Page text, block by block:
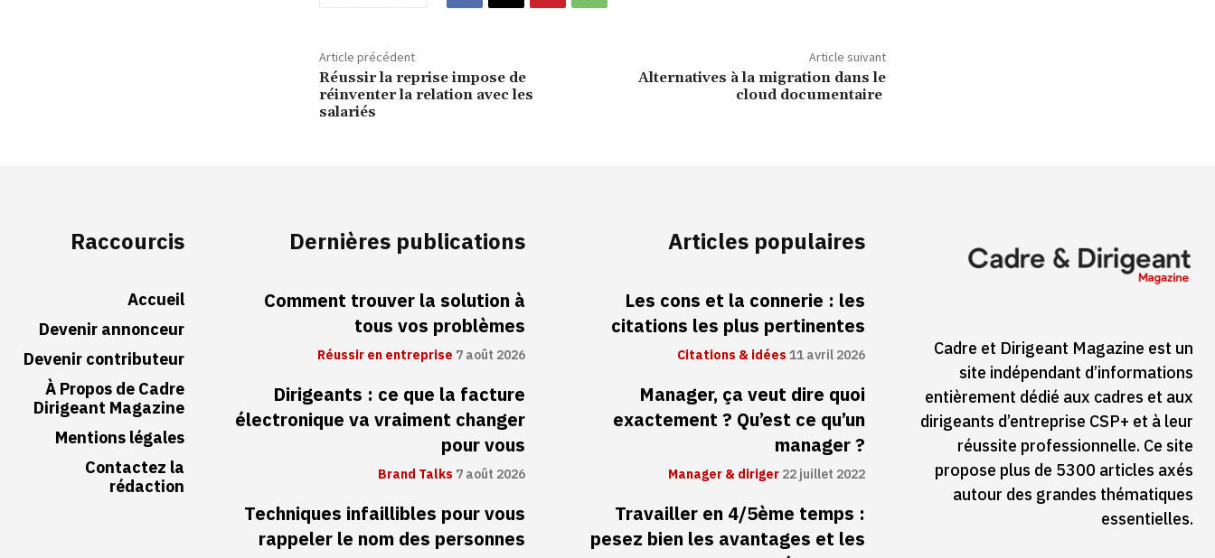
Article précédent
Réussir la reprise impose de
réinventer la relation avec les
salariés
Article suivant
Alternatives à la migration dans le
cloud documentaire
Raccourcis
Accueil
Devenir annonceur
Devenir contributeur
À Propos de Cadre
Dirigeant Magazine
Mentions légales
Contactez la
rédaction
Dernières publications
Comment trouver la solution à
tous vos problèmes
Réussir en entreprise 7 août 2026
Dirigeants : ce que la facture
électronique va vraiment changer
pour vous
Brand Talks 7 août 2026
Techniques infaillibles pour vous
rappeler le nom des personnes
Articles populaires
Les cons et la connerie : les
citations les plus pertinentes
Citations & idées11 avril 2026
Manager, ça veut dire quoi
exactement ? Qu’est ce qu’un
manager ?
Manager & diriger22 juillet 2022
Travailler en 4/5ème temps :
pesez bien les avantages et les
Cadre et Dirigeant Magazine est un
site indépendant d’informations
entièrement dédié aux cadres et aux
dirigeants d’entreprise CSP+ et à leur
réussite professionnelle. Ce site
propose plus de 5300 articles axés
autour des grandes thématiques
essentielles.